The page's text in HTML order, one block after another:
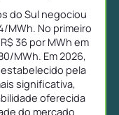
do Sul negociou
MWh. No primeiro
36 por MWh em
MWh. Em 2026,
pela
significativa,
oferecida
do mercado